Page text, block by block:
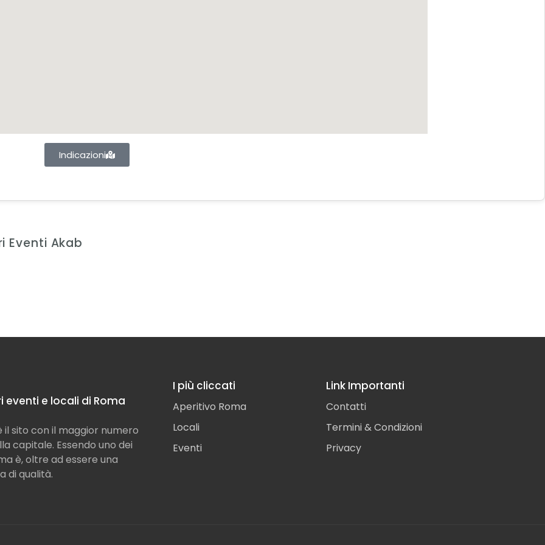
Indicazioni
Eventi Akab
eventi e locali di Roma
il sito con il maggior numero
capitale. Essendo uno dei
è, oltre ad essere una
di qualità.
I più cliccati
Aperitivo Roma
Locali
Eventi
Link Importanti
Contatti
Termini & Condizioni
Privacy